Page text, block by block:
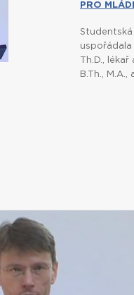
PRO
Studentská
uspořádala
Th.D.,
B.Th.,